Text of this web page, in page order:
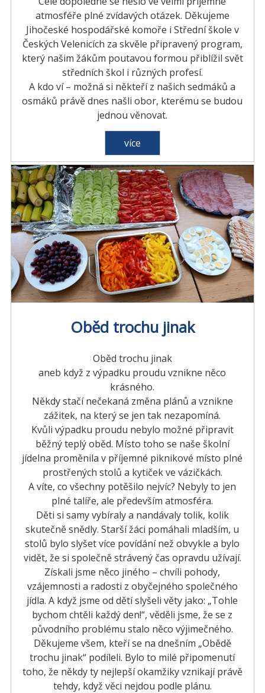
atmosféře plné zvídavých otázek. Děkujeme
Jihočeské hospodářské komoře i Střední škole v
Českých Velenicích za skvěle připravený program,
který našim žákům poutavou formou přiblížil svět
středních škol i různých profesí.
A kdo ví – možná si někteří z našich sedmáků a
osmáků právě dnes našli obor, kterému se budou
jednou věnovat.
více
Oběd trochu jinak
Oběd trochu jinak
aneb když z výpadku proudu vznikne něco
krásného.
Někdy stačí nečekaná změna plánů a vznikne
zážitek, na který se jen tak nezapomíná.
Kvůli výpadku proudu nebylo možné připravit
běžný teplý oběd. Místo toho se naše školní
jídelna proměnila v příjemné piknikové místo plné
prostřených stolů a kytiček ve vázičkách.
A víte, co všechny potěšilo nejvíc? Nebyly to jen
plné talíře, ale především atmosféra.
Děti si samy vybíraly a nandávaly tolik, kolik
skutečně snědly. Starší žáci pomáhali mladším, u
stolů bylo slyšet více povídání než obvykle a bylo
vidět, že si společně strávený čas opravdu užívají.
Získali jsme něco jiného – chvíli pohody,
vzájemnosti a radosti z obyčejného společného
jídla. A když jsme od dětí slyšeli věty jako: „Tohle
bychom chtěli každý den!“, věděli jsme, že se z
původního problému stalo něco výjimečného.
Děkujeme všem, kteří se na dnešním „Obědě
trochu jinak“ podíleli. Bylo to milé připomenutí
toho, že někdy ty nejlepší okamžiky vznikají právě
tehdy, když věci nejdou podle plánu.